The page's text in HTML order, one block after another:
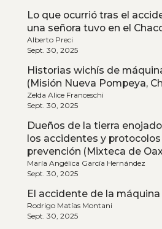
Lo que ocurrió tras el
una señora tuvo en el
Alberto Preci
Sept. 30, 2025
Historias wichís de
(Misión Nueva Pompeya,
Zelda Alice Franceschi
Sept. 30, 2025
Dueños de la tierra
los accidentes y
prevención (Mixteca de
María Angélica García Hernández
Sept. 30, 2025
El accidente de la
Rodrigo Matías Montani
Sept. 30, 2025